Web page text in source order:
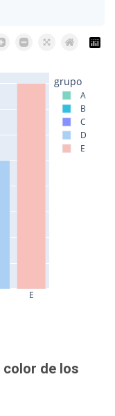
E
grupo
A
B
C
D
E
color de los